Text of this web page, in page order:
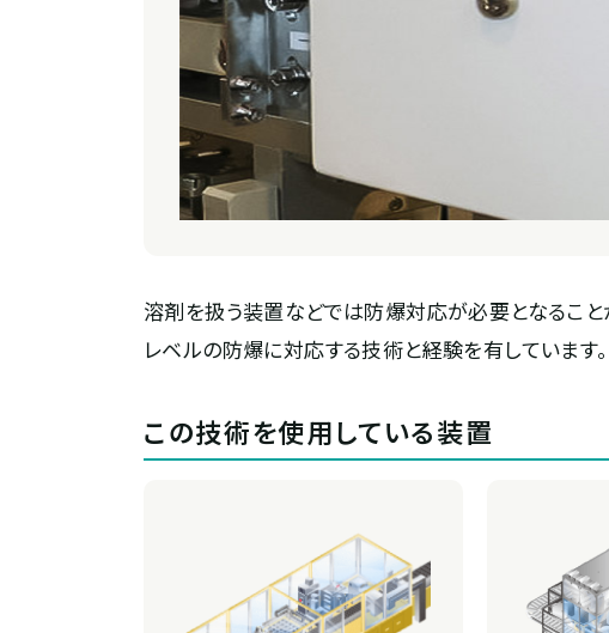
溶剤を扱う装置などでは防爆対応が必要となるこ
レベルの防爆に対応する技術と経験を有しています。
この技術を使用している装置